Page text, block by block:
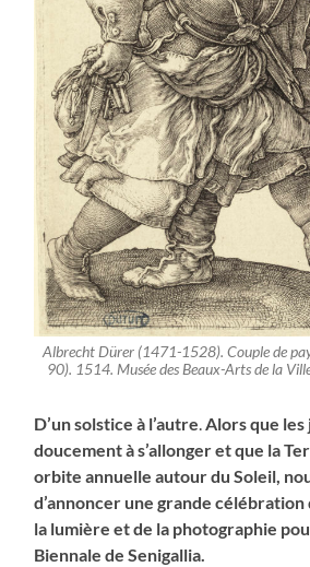
Albrecht Dürer (1471-1528). Couple de
90). 1514. Musée des Beaux-Arts de la
D’un solstice à l’autre.Alors que
doucement à s’allonger et que la
orbite annuelle autour du Soleil,
d’annoncer une grande célébration
la lumière et de la photographie
Biennale de Senigallia.